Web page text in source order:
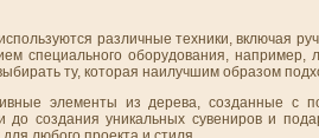
различные техники, включая
специального оборудования,
ту, которая наилучшим образом
элементы из дерева, созданные с
до создания уникальных сувениров и